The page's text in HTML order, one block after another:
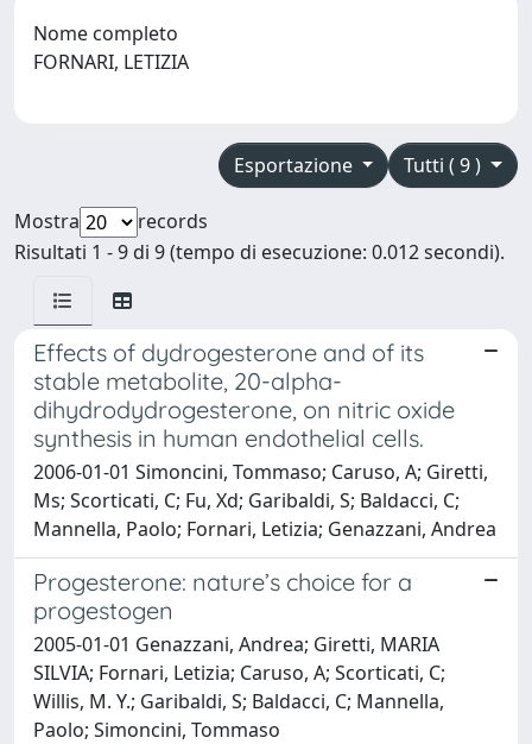
Nome completo
FORNARI, LETIZIA
Tutti ( 9 )
Esportazione
Mostra
records
Risultati 1 - 9 di 9 (tempo di esecuzione: 0.012 secondi).
Effects of dydrogesterone and of its
stable metabolite, 20-alpha-
dihydrodydrogesterone, on nitric oxide
synthesis in human endothelial cells.
2006-01-01 Simoncini, Tommaso; Caruso, A; Giretti,
Ms; Scorticati, C; Fu, Xd; Garibaldi, S; Baldacci, C;
Mannella, Paolo; Fornari, Letizia; Genazzani, Andrea
Progesterone: nature’s choice for a
progestogen
2005-01-01 Genazzani, Andrea; Giretti, MARIA
SILVIA; Fornari, Letizia; Caruso, A; Scorticati, C;
Willis, M. Y.; Garibaldi, S; Baldacci, C; Mannella,
Paolo; Simoncini, Tommaso